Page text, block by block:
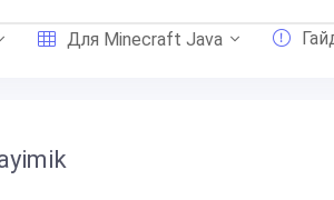
Для Minecraft Java